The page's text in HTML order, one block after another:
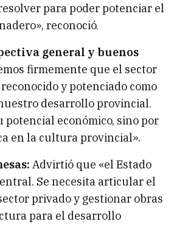
para poder potenciar el
reconoció.
general y buenos
firmemente que el sector
y potenciado como
desarrollo provincial.
potencial económico, sino por
en la cultura provincial».
Advirtió que «el Estado
Se necesita articular el
privado y gestionar obras
para el desarrollo